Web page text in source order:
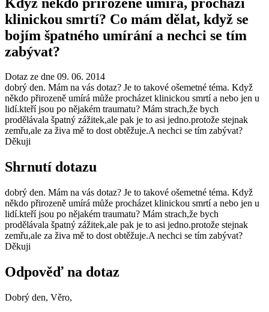
klinickou smrtí? Co mám dělat, když se
bojím špatného umírání a nechci se tím
zabývat?
Dotaz ze dne 09. 06. 2014
dobrý den. Mám na vás dotaz? Je to takové ošemetné téma. Když
někdo přirozeně umírá může procházet klinickou smrtí a nebo jen u
lidí.kteří jsou po nějakém traumatu? Mám strach,že bych
prodělávala špatný zážitek,ale pak je to asi jedno.protože stejnak
zemřu,ale za živa mě to dost obtěžuje.A nechci se tím zabývat?
Děkuji
Shrnutí dotazu
dobrý den. Mám na vás dotaz? Je to takové ošemetné téma. Když
někdo přirozeně umírá může procházet klinickou smrtí a nebo jen u
lidí.kteří jsou po nějakém traumatu? Mám strach,že bych
prodělávala špatný zážitek,ale pak je to asi jedno.protože stejnak
zemřu,ale za živa mě to dost obtěžuje.A nechci se tím zabývat?
Děkuji
Odpověď na dotaz
Dobrý den, Věro,